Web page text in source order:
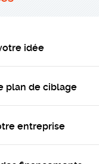
idée
plan de ciblage
entreprise